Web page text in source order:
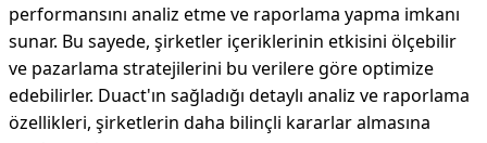
performansını analiz etme ve raporlama yapma imkanı
sunar. Bu sayede, şirketler içeriklerinin etkisini ölçebilir
ve pazarlama stratejilerini bu verilere göre optimize
edebilirler. Duact'ın sağladığı detaylı analiz ve raporlama
özellikleri, şirketlerin daha bilinçli kararlar almasına